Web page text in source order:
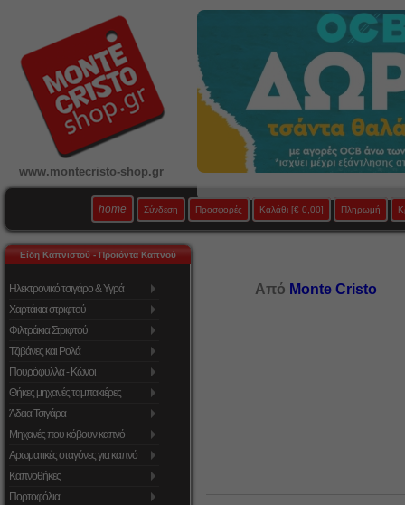
www.montecristo-shop.gr
home Σύνδεση Προσφορές Καλάθι [€ 0,00] Πληρωμή
Είδη Καπνιστού - Προϊόντα Καπνού
Ηλεκτρονικό τσιγάρο & Υγρά
Χαρτάκια στριφτού
Φιλτράκια Στριφτού
Τζιβάνες και Ρολά
Πουρόφυλλα - Κώνοι
Θήκες μηχανές ταμπακιέρες
Άδεια Τσιγάρα
Μηχανές που κόβουν καπνό
Αρωματικές σταγόνες για καπνό
Καπνοθήκες
Πορτοφόλια
Από Monte Cristo